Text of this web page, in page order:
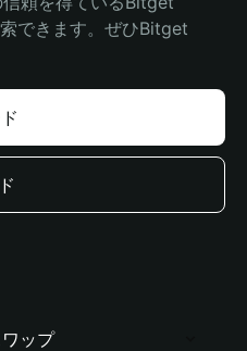
できます。ぜひBitget
ップ